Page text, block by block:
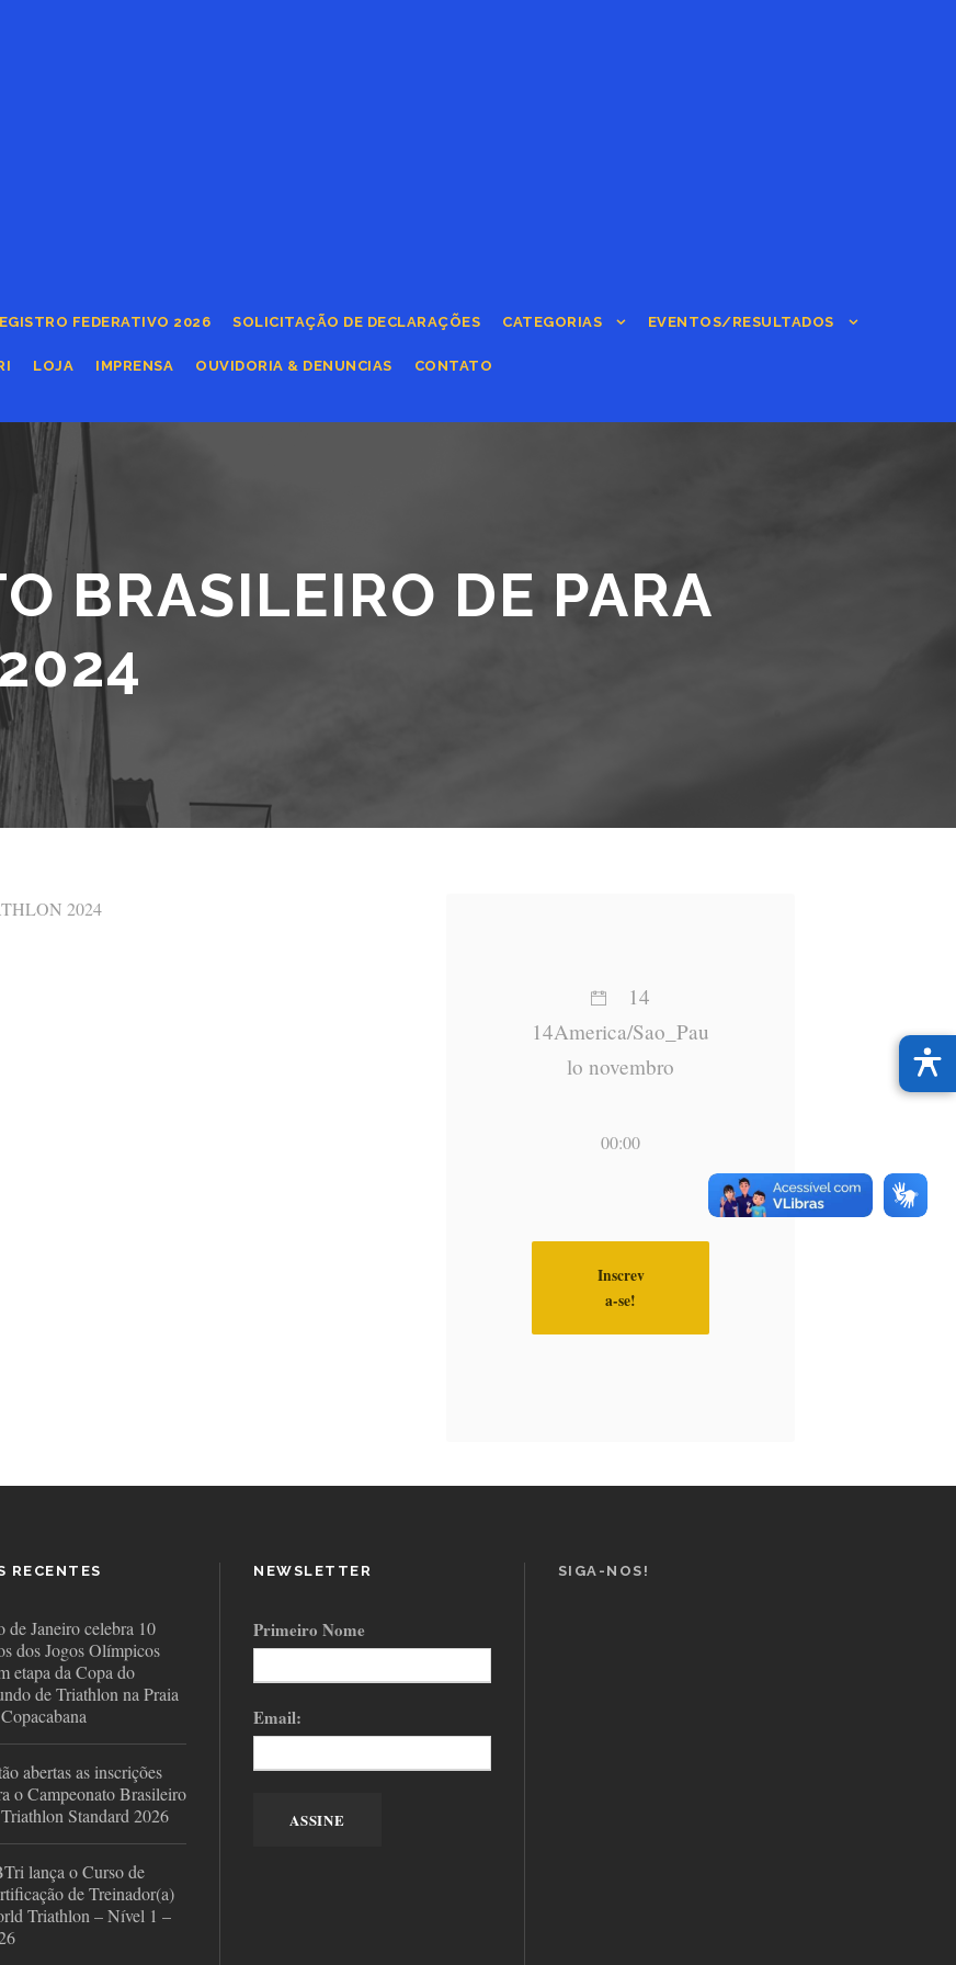
FEDERATIVO 2026 SOLICITAÇÃO DE DECLARAÇÕES CATEGORIAS EVENTOS/RESULTADOS
LOJA IMPRENSA OUVIDORIA & DENUNCIAS CONTATO
BRASILEIRO DE PARA
2024
14
14America/Sao_Pau
lo novembro
00:00
Inscrev
a-se!
RECENTES
de Janeiro celebra 10
dos Jogos Olímpicos
etapa da Copa do
de Triathlon na Praia
abertas as inscrições
o Campeonato Brasileiro
Standard 2026
lança o Curso de
de Treinador(a)
Triathlon – Nível 1 –
NEWSLETTER
Primeiro Nome
Email:
SIGA-NOS!